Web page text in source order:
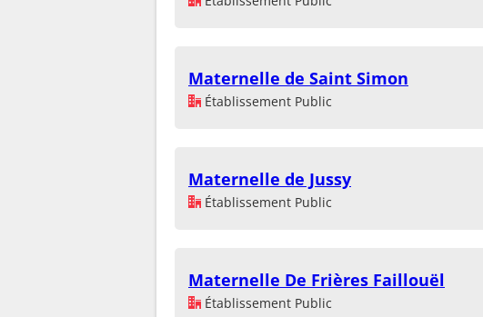
Maternelle de Saint Simon
Établissement Public
Maternelle de Jussy
Établissement Public
Maternelle De Frières Faillouël
Établissement Public